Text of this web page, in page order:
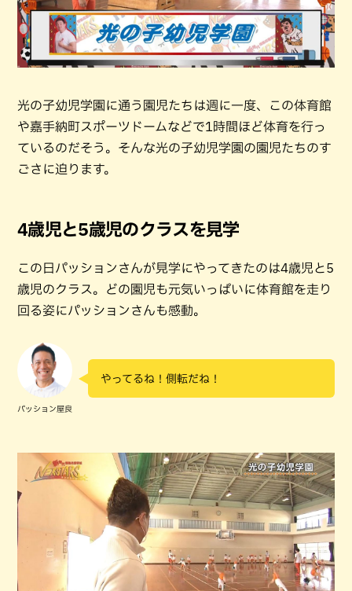
光の子幼児学園に通う園児たちは週に一度、この体育館
や嘉手納町スポーツドームなどで1時間ほど体育を行っ
ているのだそう。そんな光の子幼児学園の園児たちのす
ごさに迫ります。
4歳児と5歳児のクラスを見学
この日パッションさんが見学にやってきたのは4歳児と5
歳児のクラス。どの園児も元気いっぱいに体育館を走り
回る姿にパッションさんも感動。
パッション屋良
やってるね！側転だね！